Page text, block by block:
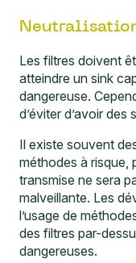
Les filtres doivent
atteindre un sink
dangereuse.
d’éviter d’avoir
Il existe souvent
méthodes à risque,
transmise ne sera
malveillante. Les
l’usage de
des filtres par-
dangereuses.